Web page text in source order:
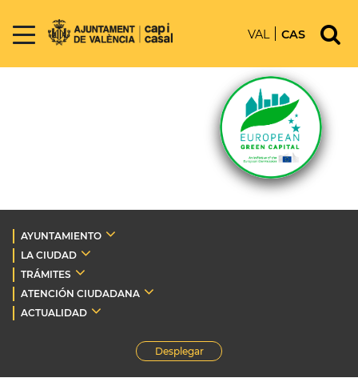
VAL CAS
AYUNTAMIENTO
LA CIUDAD
TRÁMITES
ATENCIÓN CIUDADANA
ACTUALIDAD
Desplegar